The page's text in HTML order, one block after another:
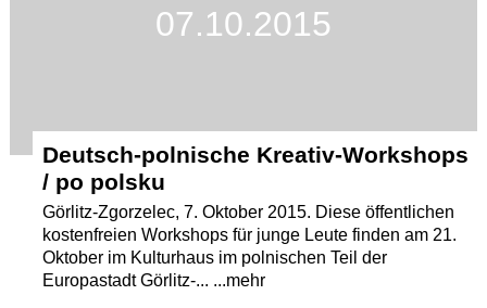
07.10.2015
Deutsch-polnische Kreativ-Workshops
/ po polsku
Görlitz-Zgorzelec, 7. Oktober 2015. Diese öffentlichen
kostenfreien Workshops für junge Leute finden am 21.
Oktober im Kulturhaus im polnischen Teil der
Europastadt Görlitz-... ...mehr